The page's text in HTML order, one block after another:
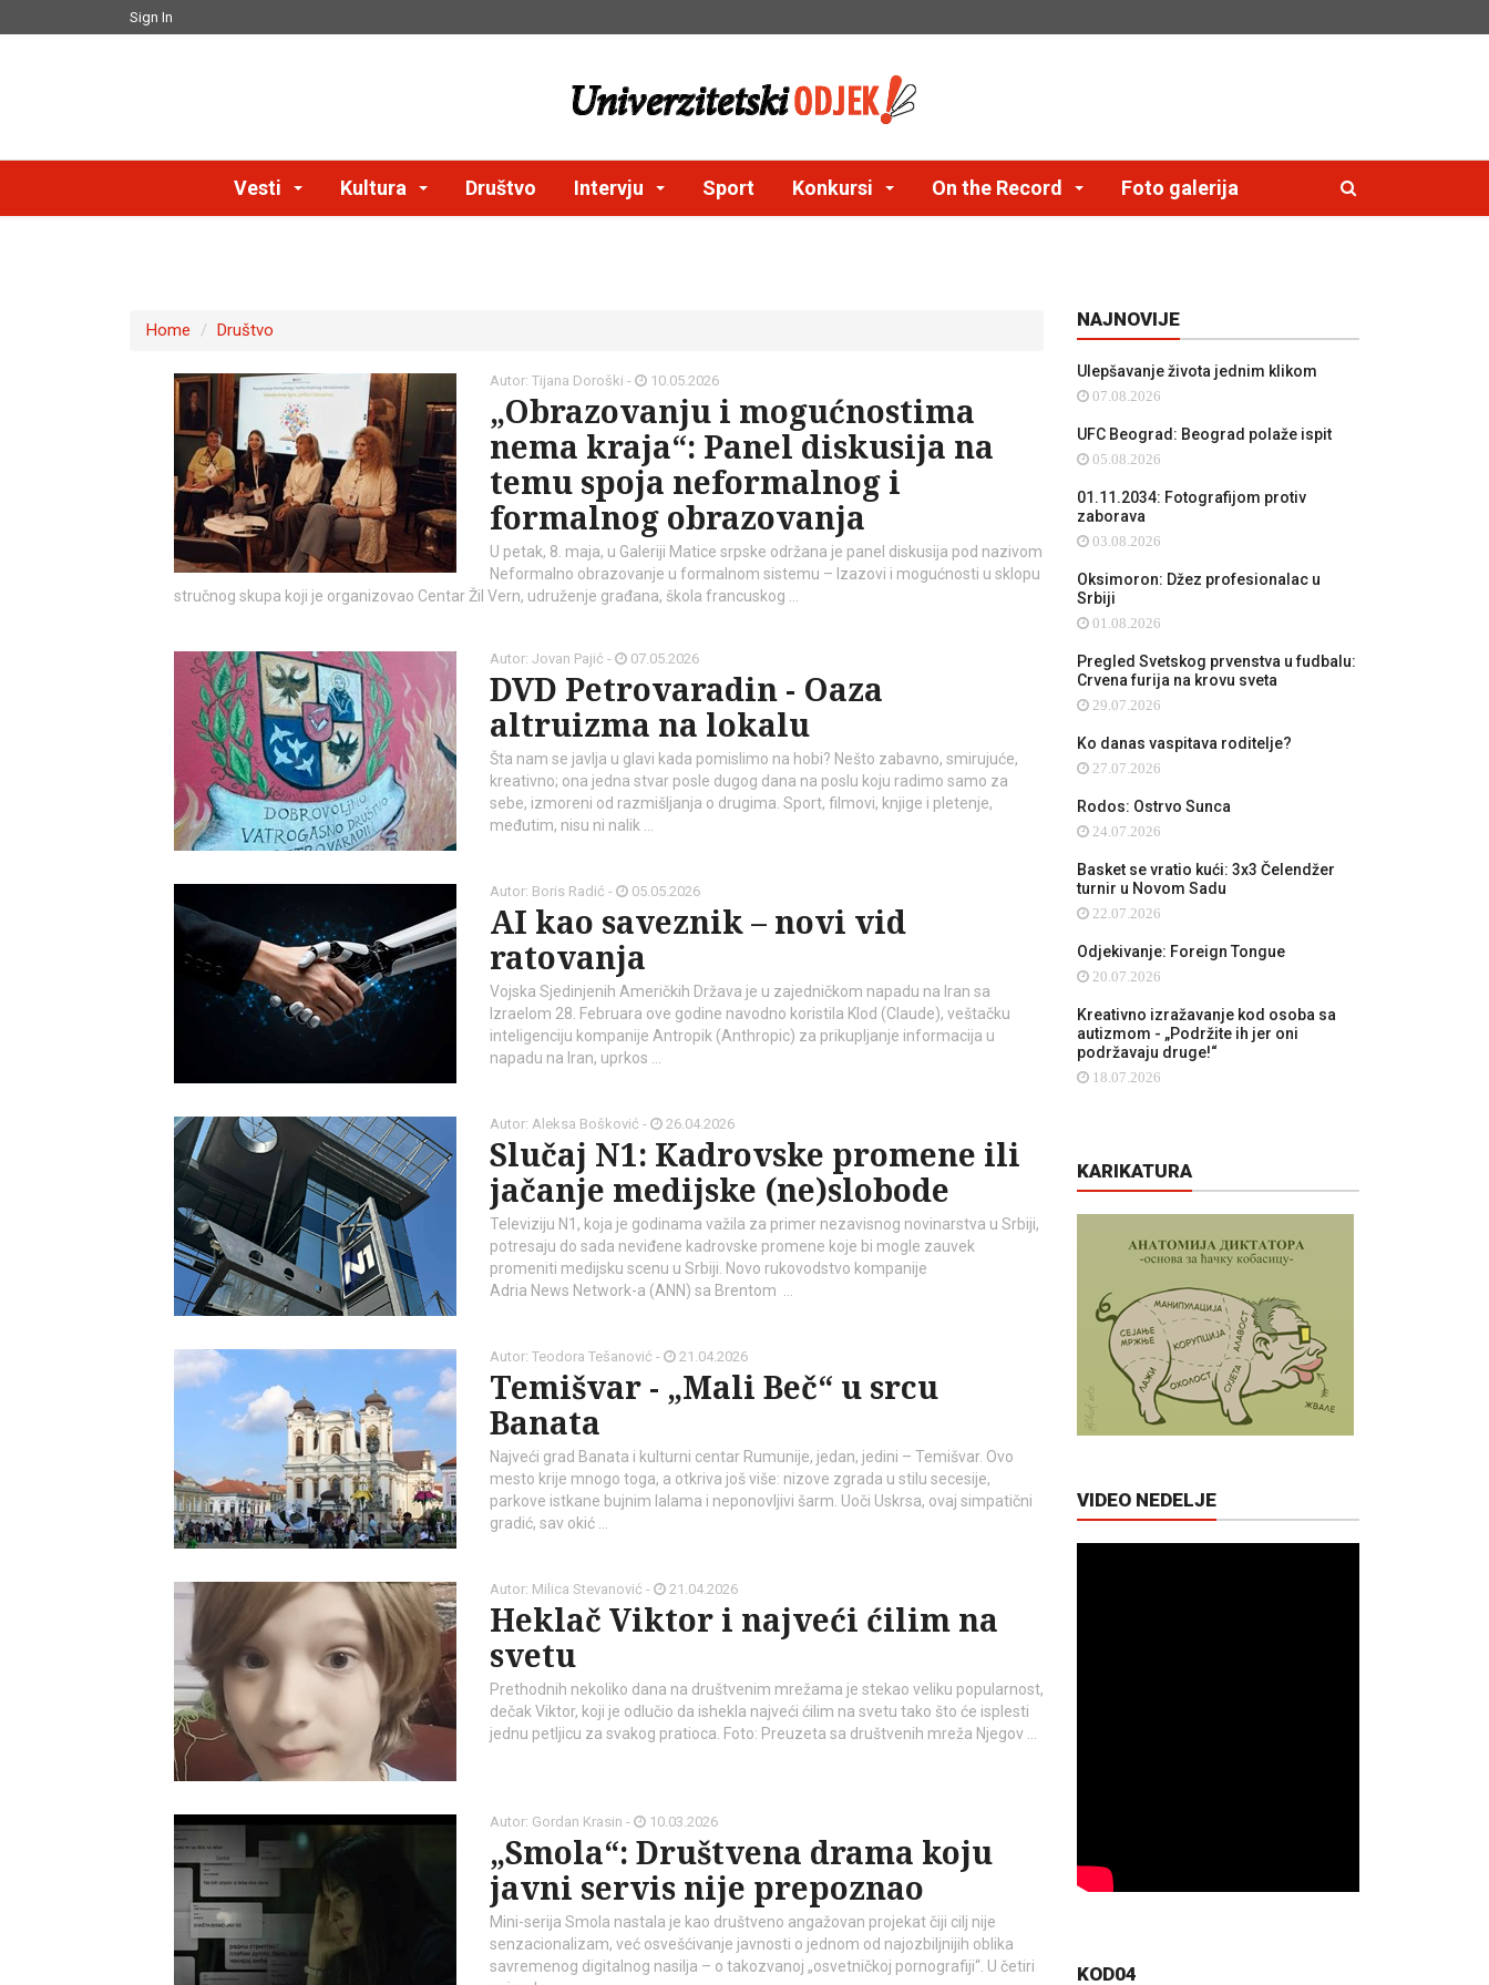
Sign In
Vesti Kultura Društvo Intervju Sport Konkursi On the Record Foto galerija
Home Društvo
Autor: Tijana Doroški - 10.05.2026
„Obrazovanju i mogućnostima
nema kraja“: Panel diskusija na
temu spoja neformalnog i
formalnog obrazovanja
U petak, 8. maja, u Galeriji Matice srpske održana je panel diskusija pod nazivom
Neformalno obrazovanje u formalnom sistemu – Izazovi i mogućnosti u sklopu
stručnog skupa koji je organizovao Centar Žil Vern, udruženje građana, škola francuskog …
Autor: Jovan Pajić - 07.05.2026
DVD Petrovaradin - Oaza
altruizma na lokalu
Šta nam se javlja u glavi kada pomislimo na hobi? Nešto zabavno, smirujuće,
kreativno; ona jedna stvar posle dugog dana na poslu koju radimo samo za
sebe, izmoreni od razmišljanja o drugima. Sport, filmovi, knjige i pletenje,
međutim, nisu ni nalik …
Autor: Boris Radić - 05.05.2026
AI kao saveznik – novi vid
ratovanja
Vojska Sjedinjenih Američkih Država je u zajedničkom napadu na Iran sa
Izraelom 28. Februara ove godine navodno koristila Klod (Claude), veštačku
inteligenciju kompanije Antropik (Anthropic) za prikupljanje informacija u
napadu na Iran, uprkos …
Autor: Aleksa Bošković - 26.04.2026
Slučaj N1: Kadrovske promene ili
jačanje medijske (ne)slobode
Televiziju N1, koja je godinama važila za primer nezavisnog novinarstva u Srbiji,
potresaju do sada neviđene kadrovske promene koje bi mogle zauvek
promeniti medijsku scenu u Srbiji. Novo rukovodstvo kompanije
Adria News Network-a (ANN) sa Brentom …
Autor: Teodora Tešanović - 21.04.2026
Temišvar - „Mali Beč“ u srcu
Banata
Najveći grad Banata i kulturni centar Rumunije, jedan, jedini – Temišvar. Ovo
mesto krije mnogo toga, a otkriva još više: nizove zgrada u stilu secesije,
parkove istkane bujnim lalama i neponovljivi šarm. Uoči Uskrsa, ovaj simpatični
gradić, sav okić …
Autor: Milica Stevanović - 21.04.2026
Heklač Viktor i najveći ćilim na
svetu
Prethodnih nekoliko dana na društvenim mrežama je stekao veliku popularnost,
dečak Viktor, koji je odlučio da ishekla najveći ćilim na svetu tako što će isplesti
jednu petljicu za svakog pratioca. Foto: Preuzeta sa društvenih mreža Njegov …
Autor: Gordan Krasin - 10.03.2026
„Smola“: Društvena drama koju
javni servis nije prepoznao
Mini-serija Smola nastala je kao društveno angažovan projekat čiji cilj nije
senzacionalizam, već osvešćivanje javnosti o jednom od najozbiljnijih oblika
savremenog digitalnog nasilja – o takozvanoj „osvetničkoj pornografiji“. U četiri
NAJNOVIJE
Ulepšavanje života jednim klikom
07.08.2026
UFC Beograd: Beograd polaže ispit
05.08.2026
01.11.2034: Fotografijom protiv
zaborava
03.08.2026
Oksimoron: Džez profesionalac u
Srbiji
01.08.2026
Pregled Svetskog prvenstva u fudbalu:
Crvena furija na krovu sveta
29.07.2026
Ko danas vaspitava roditelje?
27.07.2026
Rodos: Ostrvo Sunca
24.07.2026
Basket se vratio kući: 3x3 Čelendžer
turnir u Novom Sadu
22.07.2026
Odjekivanje: Foreign Tongue
20.07.2026
Kreativno izražavanje kod osoba sa
autizmom - „Podržite ih jer oni
podržavaju druge!“
18.07.2026
KARIKATURA
VIDEO NEDELJE
KOD04